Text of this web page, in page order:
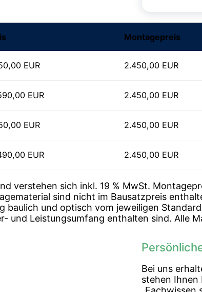
Montagepreis
EUR 2.450,00 EUR
EUR 2.450,00 EUR
EUR 2.450,00 EUR
EUR 2.450,00 EUR
verstehen sich inkl. 19 % MwSt.
sind nicht im Bausatzpreis
baulich und optisch vom jeweiligen
und Leistungsumfang enthalten sind. Alle
Bei uns
stehen Ihnen